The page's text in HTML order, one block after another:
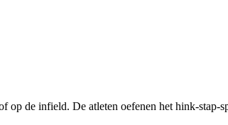
de infield. De atleten oefenen het hink-stap-